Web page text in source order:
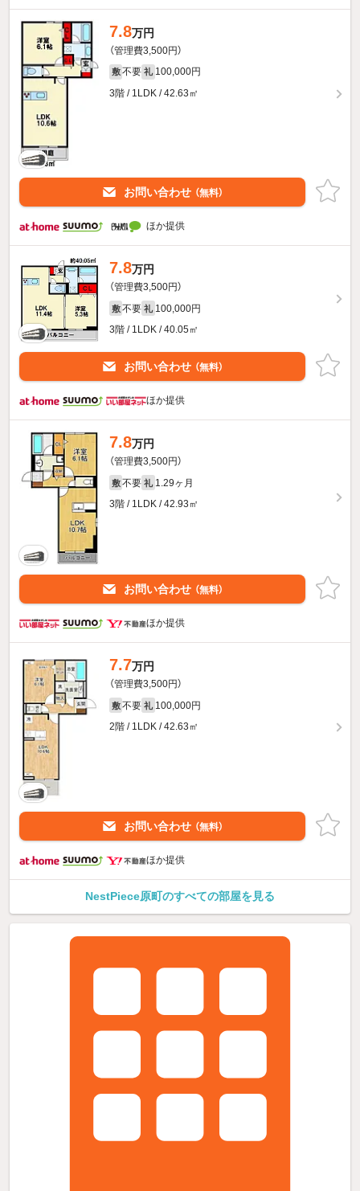
7.8万円
（管理費3,500円）
敷 不要 礼 100,000円
3階 / 1LDK / 42.63㎡
お問い合わせ （無料）
ほか提供
7.8万円
（管理費3,500円）
敷 不要 礼 100,000円
3階 / 1LDK / 40.05㎡
お問い合わせ （無料）
ほか提供
7.8万円
（管理費3,500円）
敷 不要 礼 1.29ヶ月
3階 / 1LDK / 42.93㎡
お問い合わせ （無料）
ほか提供
7.7万円
（管理費3,500円）
敷 不要 礼 100,000円
2階 / 1LDK / 42.63㎡
お問い合わせ （無料）
ほか提供
NestPiece原町のすべての部屋を見る